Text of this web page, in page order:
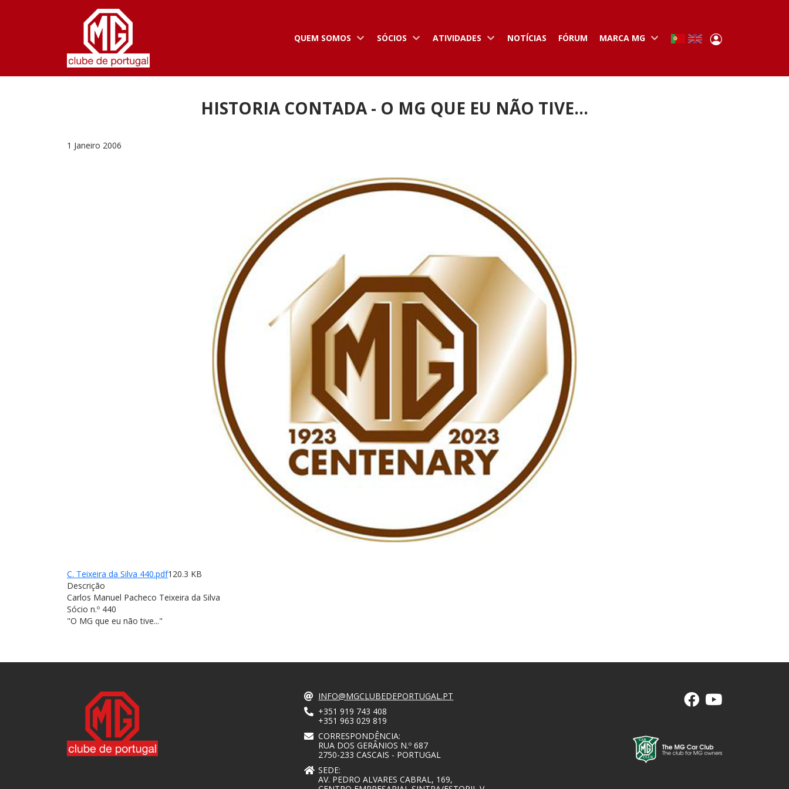
QUEM SOMOS SÓCIOS ATIVIDADES NOTÍCIAS FÓRUM MARCA MG
Portuguese,
EnglishUser
HISTORIA CONTADA - O MG QUE EU NÃO TIVE...
1 Janeiro 2006
C. Teixeira da Silva 440.pdf120.3 KB
Descrição
Carlos Manuel Pacheco Teixeira da Silva
Sócio n.º 440
"O MG que eu não tive..."
INFO@MGCLUBEDEPORTUGAL.PT
+351 919 743 408
+351 963 029 819
CORRESPONDÊNCIA:
RUA DOS GERÂNIOS N.º 687
2750-233 CASCAIS - PORTUGAL
SEDE:
AV. PEDRO ALVARES CABRAL, 169,